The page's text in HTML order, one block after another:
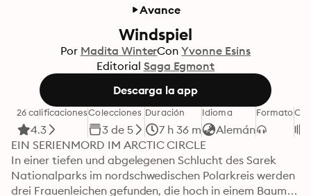
Avance
Windspiel
Por Madita WinterCon Yvonne Esins
Editorial Saga Egmont
Descarga la app
26 calificaciones
4.3
Colecciones
3 de 5
Duración
7 h 36 m
Idioma
Alemán
Formato
EIN SERIENMORD IM ARCTIC CIRCLE
In einer tiefen und abgelegenen Schlucht des Sarek
Nationalparks im nordschwedischen Polarkreis werden
drei Frauenleichen gefunden, die hoch in einem Baum